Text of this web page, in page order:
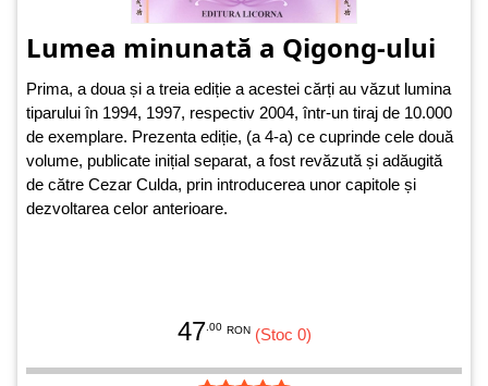
Lumea minunată a Qigong-ului
Prima, a doua și a treia ediție a acestei cărți au văzut lumina
tiparului în 1994, 1997, respectiv 2004, într-un tiraj de 10.000
de exemplare. Prezenta ediție, (a 4-a) ce cuprinde cele două
volume, publicate inițial separat, a fost revăzută și adăugită
de către Cezar Culda, prin introducerea unor capitole și
dezvoltarea celor anterioare.
47.00 RON (Stoc 0)